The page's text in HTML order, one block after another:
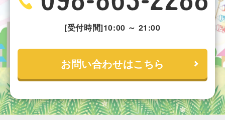
[受付時間]10:00 ～ 21:00
お問い合わせはこちら